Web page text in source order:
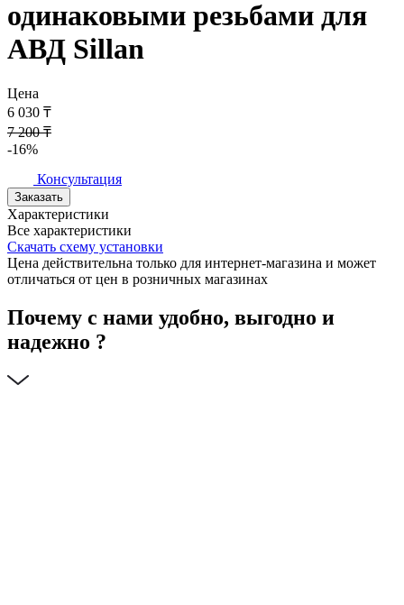
одинаковыми резьбами для
АВД Sillan
Цена
6 030 ₸
7 200 ₸
-16%
Консультация
Заказать
Характеристики
Все характеристики
Скачать схему установки
Цена действительна только для интернет-магазина и может
отличаться от цен в розничных магазинах
Почему с нами удобно, выгодно и
надежно ?